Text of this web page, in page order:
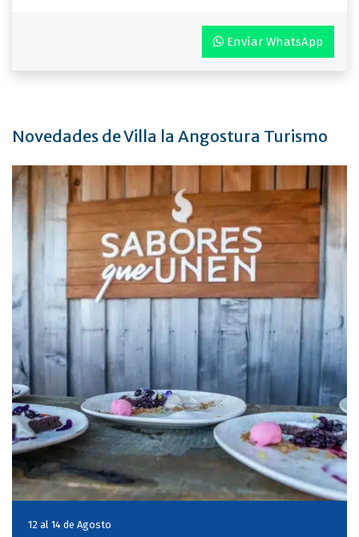
Envíar WhatsApp
Novedades de Villa la Angostura Turismo
12 al 14 de Agosto